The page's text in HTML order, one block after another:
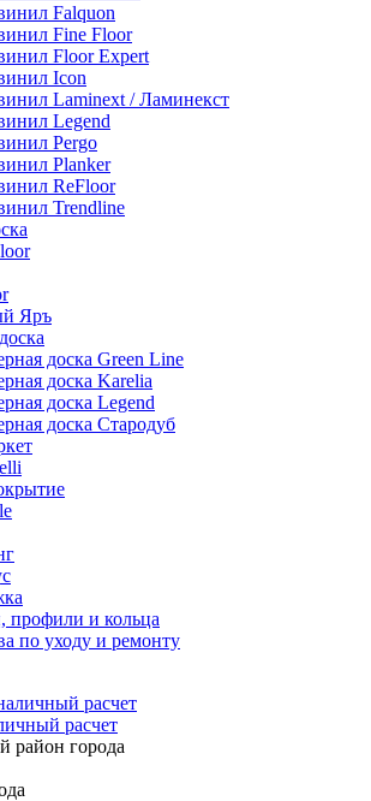
Falquon
Fine Floor
Floor Expert
Icon
Laminext / Ламинекст
Legend
Pergo
Planker
ReFloor
Trendline
Яръ
доска Green Line
доска Karelia
доска Legend
доска Стародуб
профили и кольца
по уходу и ремонту
расчет